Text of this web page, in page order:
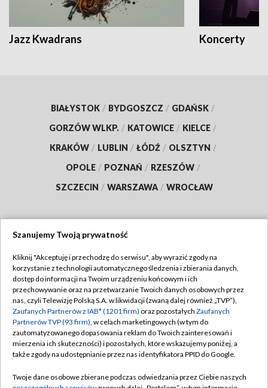
Jazz Kwadrans Koncerty
BIAŁYSTOK / BYDGOSZCZ / GDAŃSK /
GORZÓW WLKP. / KATOWICE / KIELCE /
KRAKÓW / LUBLIN / ŁÓDŹ / OLSZTYN /
OPOLE / POZNAŃ / RZESZÓW /
SZCZECIN / WARSZAWA / WROCŁAW
TVP
Abonament TVP
Emisja w TVP
Centrum informacji TVP
Naziemna Telewizja Cyfrowa
Regulamin TVP
Polityka prywatności
Moje zgody
Pomoc
Szanujemy Twoją prywatność
Kliknij "Akceptuję i przechodzę do serwisu", aby wyrazić zgody na
korzystanie z technologii automatycznego śledzenia i zbierania danych,
dostęp do informacji na Twoim urządzeniu końcowym i ich
przechowywanie oraz na przetwarzanie Twoich danych osobowych przez
nas, czyli Telewizję Polską S.A. w likwidacji (zwaną dalej również „TVP”),
Zaufanych Partnerów z IAB* (1201 firm) oraz pozostałych Zaufanych
Partnerów TVP (93 firm), w celach marketingowych (w tym do
zautomatyzowanego dopasowania reklam do Twoich zainteresowań i
mierzenia ich skuteczności) i pozostałych, które wskazujemy poniżej, a
także zgody na udostępnianie przez nas identyfikatora PPID do Google.
Twoje dane osobowe zbierane podczas odwiedzania przez Ciebie naszych